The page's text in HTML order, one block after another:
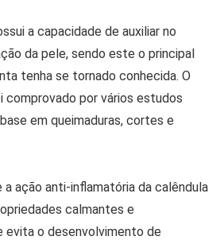
a capacidade de auxiliar no
da pele, sendo este o principal
tenha se tornado conhecida. O
por vários estudos
em queimaduras, cortes e
a ação anti-inflamatória da calêndula
calmantes e
evita o desenvolvimento de